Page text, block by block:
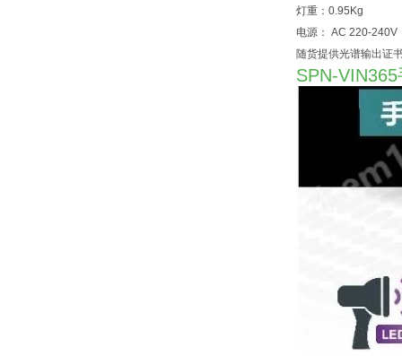
灯重：0.95Kg
电源： AC 220-240V
随货提供光谱输出证
SPN-